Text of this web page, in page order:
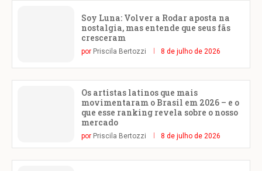
Soy Luna: Volver a Rodar aposta na
nostalgia, mas entende que seus fãs
cresceram
por Priscila Bertozzi 8 de julho de 2026
Os artistas latinos que mais
movimentaram o Brasil em 2026 – e o
que esse ranking revela sobre o nosso
mercado
por Priscila Bertozzi 8 de julho de 2026